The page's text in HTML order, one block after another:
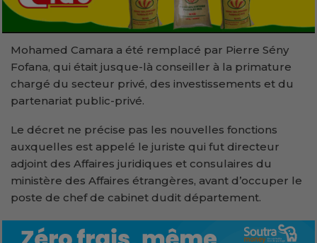
Mohamed Camara a été remplacé par Pierre Sény
Fofana, qui était jusque-là conseiller à la primature
chargé du secteur privé, des investissements et du
partenariat public-privé.
Le décret ne précise pas les nouvelles fonctions
auxquelles est appelé le juriste qui fut directeur
adjoint des Affaires juridiques et consulaires du
ministère des Affaires étrangères, avant d’occuper le
poste de chef de cabinet dudit département.